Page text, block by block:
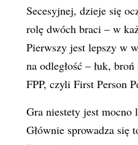
Secesyjnej, dzieje się
rolę dwóch braci – w
Pierwszy jest lepszy w
na odległość – łuk,
FPP, czyli First Person
Gra niestety jest mocno
Głównie sprowadza